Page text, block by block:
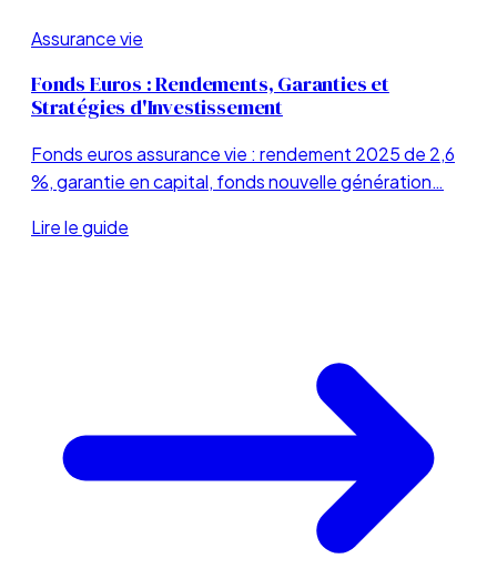
Assurance vie
Fonds Euros : Rendements, Garanties et
Stratégies d'Investissement
Fonds euros assurance vie : rendement 2025 de 2,6
%, garantie en capital, fonds nouvelle génération…
Lire le guide